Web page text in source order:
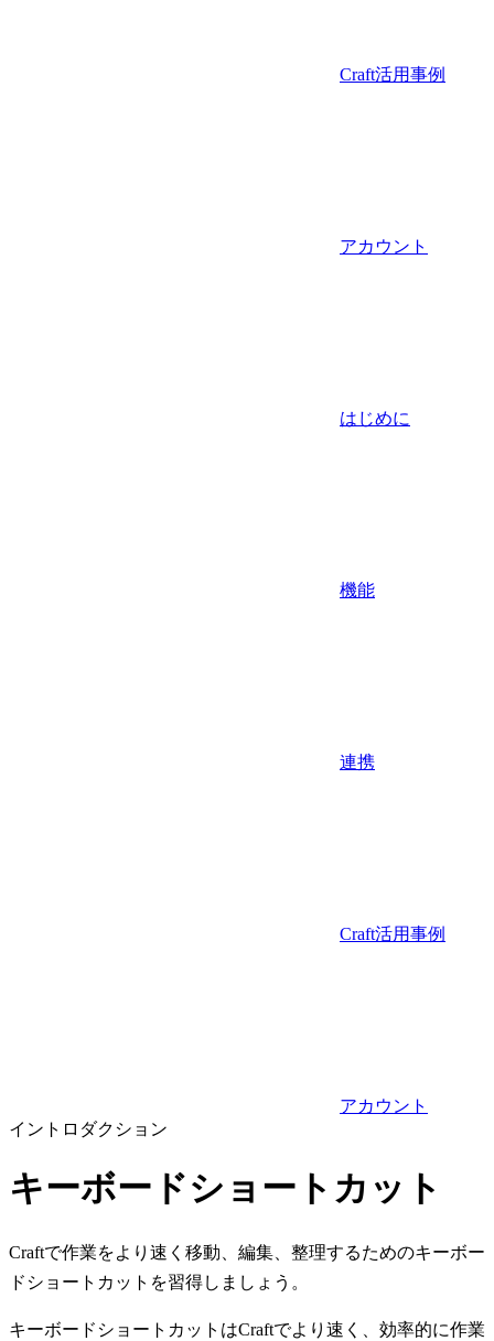
Craft活用事例
アカウント
はじめに
機能
連携
Craft活用事例
アカウント
イントロダクション
キーボードショートカット
Craftで作業をより速く移動、編集、整理するためのキーボー
ドショートカットを習得しましょう。
キーボードショートカットはCraftでより速く、効率的に作業